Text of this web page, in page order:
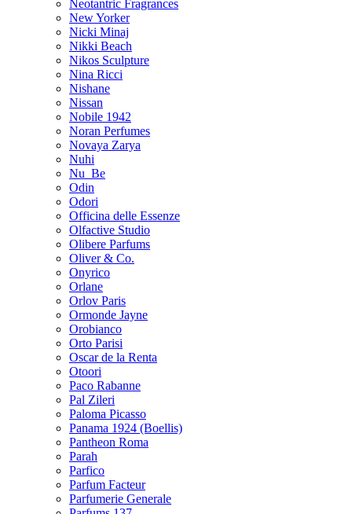
Neotantric Fragrances
New Yorker
Nicki Minaj
Nikki Beach
Nikos Sculpture
Nina Ricci
Nishane
Nissan
Nobile 1942
Noran Perfumes
Novaya Zarya
Nuhi
Nu_Be
Odin
Odori
Officina delle Essenze
Olfactive Studio
Olibere Parfums
Oliver & Co.
Onyrico
Orlane
Orlov Paris
Ormonde Jayne
Orobianco
Orto Parisi
Oscar de la Renta
Otoori
Paco Rabanne
Pal Zileri
Paloma Picasso
Panama 1924 (Boellis)
Pantheon Roma
Parah
Parfico
Parfum Facteur
Parfumerie Generale